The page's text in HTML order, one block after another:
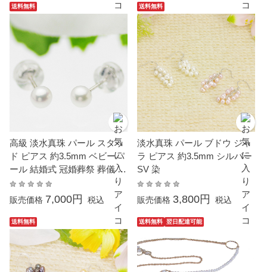
ホワイトデーお返し プレゼ
ント カジュアル 6月誕生石
送料無料
高級 淡水真珠 パール スタッ
ド ピアス 約3.5mm ベビーパ
ール 結婚式 冠婚葬祭 葬儀 成
人式 卒業 入園 入学式 母の日
フォーマル
販売価格 7,000円 税込
送料無料
淡水真珠 パール ブドウ ジャ
ラ ピアス 約3.5mm シルバー
SV 染
販売価格 3,800円 税込
送料無料 送料無料 翌日配達可能